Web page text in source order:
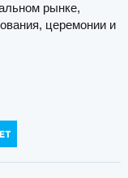
рынке,
церемонии и